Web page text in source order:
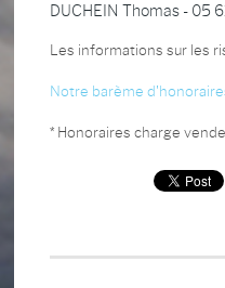
DUCHEIN Thomas - 05
Les informations sur les
Notre barème
* Honoraires charge